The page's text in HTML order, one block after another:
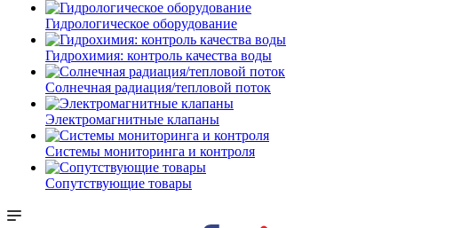
Гидрологическое оборудование
Гидрохимия: контроль качества воды
Солнечная радиация/тепловой поток
Электромагнитные клапаны
Системы мониторинга и контроля
Сопутствующие товары